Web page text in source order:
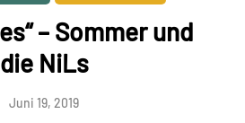
– Sommer und
die NiLs
Juni 19, 2019